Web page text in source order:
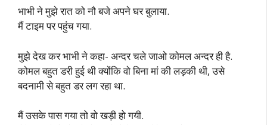
भाभी ने मुझे रात को नौ बजे अपने घर बुलाया.
मैं टाइम पर पहुंच गया.
मुझे देख कर भाभी ने कहा- अन्दर चले जाओ कोमल अन्दर ही है.
कोमल बहुत डरी हुई थी क्योंकि वो बिना मां की लड़की थी, उसे
बदनामी से बहुत डर लग रहा था.
मैं उसके पास गया तो वो खड़ी हो गयी.